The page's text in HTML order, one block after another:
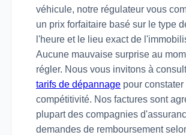
véhicule, notre régulateur vous
un prix forfaitaire basé sur le type
l'heure et le lieu exact de
Aucune mauvaise surprise au
régler. Nous vous invitons à
tarifs de dépannage pour constater
compétitivité. Nos factures sont
plupart des compagnies
demandes de remboursement